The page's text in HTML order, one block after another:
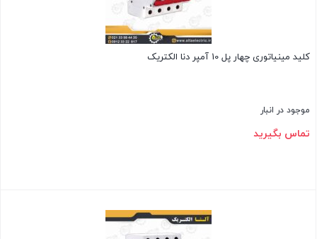
کلید مینیاتوری چهار پل 10 آمپر دنا الکتریک
موجود در انبار
تماس بگیرید